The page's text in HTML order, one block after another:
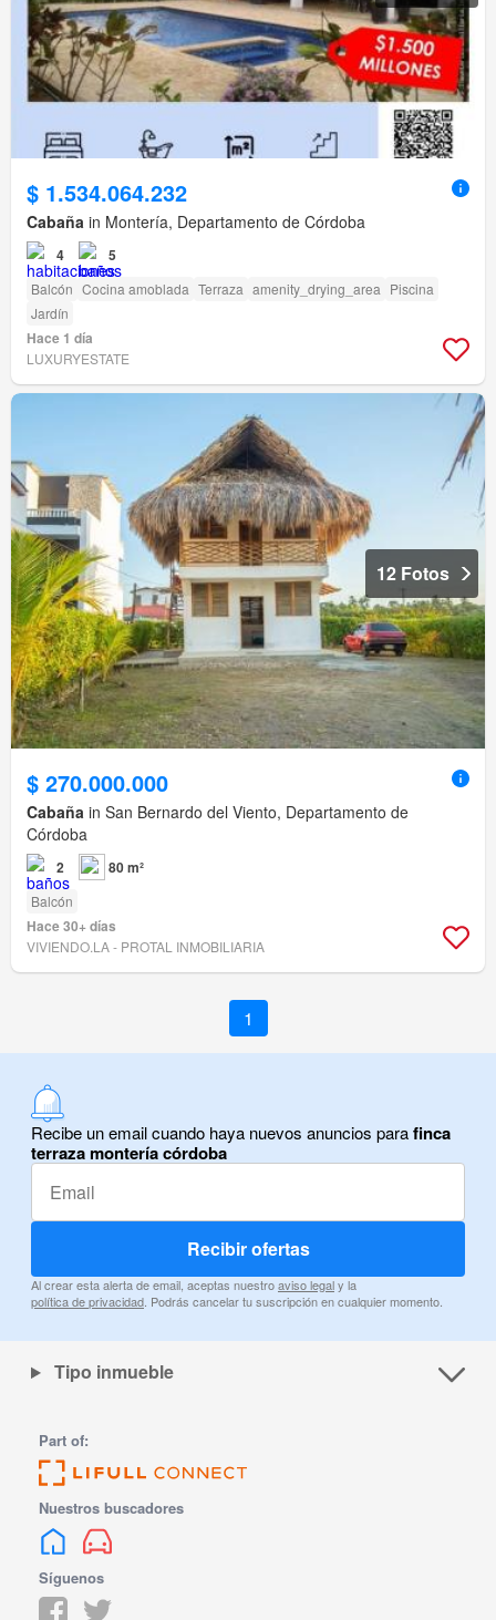
$ 1.534.064.232
Cabaña in Montería, Departamento de Córdoba
4 5
Balcón Cocina amoblada Terraza amenity_drying_area Piscina
Jardín
Hace 1 día
LUXURYESTATE
12 Fotos
$ 270.000.000
Cabaña in San Bernardo del Viento, Departamento de
Córdoba
2 80 m²
Balcón
Hace 30+ días
VIVIENDO.LA - PROTAL INMOBILIARIA
1
Recibe un email cuando haya nuevos anuncios parafinca
terraza montería córdoba
Recibir ofertas
Al crear esta alerta de email, aceptas nuestroaviso legaly la
política de privacidad . Podrás cancelar tu suscripción en cualquier momento.
Tipo inmueble
Part of:
Nuestros buscadores
Síguenos